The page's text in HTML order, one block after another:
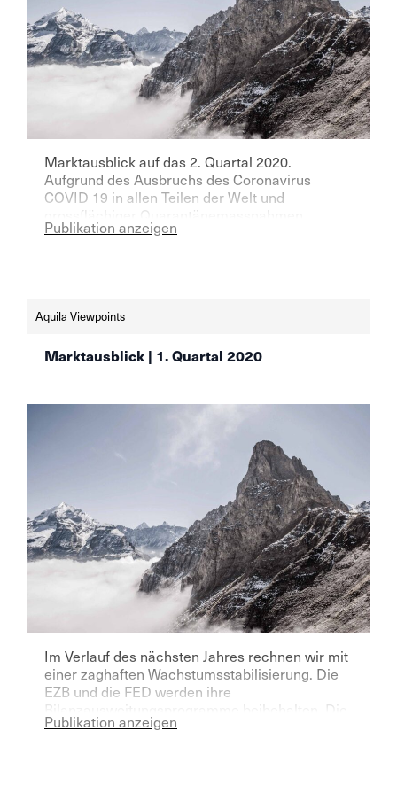
Marktausblick auf das 2. Quartal 2020.
Aufgrund des Ausbruchs des Coronavirus
COVID 19 in allen Teilen der Welt und
grossflächiger Quarantänemassnahmen
mussten wir die Wachstumsprognosen stark
Publikation anzeigen
Aquila Viewpoints
Marktausblick | 1. Quartal 2020
Im Verlauf des nächsten Jahres rechnen wir mit
einer zaghaften Wachstumsstabilisierung. Die
EZB und die FED werden ihre
Bilanzausweitungsprogramme beibehalten. Die
FED dürfte sich weitere Zinssenkungen im
Publikation anzeigen